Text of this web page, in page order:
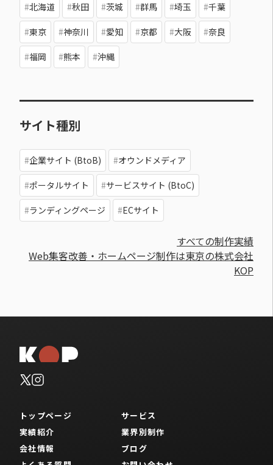
北海道 秋田 茨城 群馬 埼玉 千葉
東京 神奈川 愛知 京都 大阪 奈良
福岡 熊本 沖縄
サイト種別
企業サイト (BtoB) オウンドメディア
ポータルサイト サービスサイト (BtoC)
ランディングページ ECサイト
すべての制作実績
Web集客改善・ホームページ制作は東京の株式会社
KOP
トップページ
サービス
実績紹介
業界別制作
会社情報
ブログ